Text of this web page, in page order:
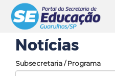
Notícias
Subsecretaria / Programa